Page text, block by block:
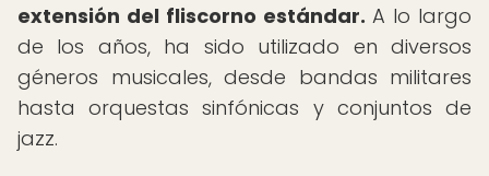
extensión del fliscorno estándar. A lo largo
de los años, ha sido utilizado en diversos
géneros musicales, desde bandas militares
hasta orquestas sinfónicas y conjuntos de
jazz.